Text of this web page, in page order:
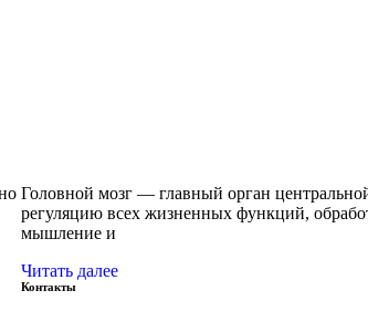
Головной мозг — главный орган
регуляцию всех жизненных функций,
мышление и
Читать далее
Контакты